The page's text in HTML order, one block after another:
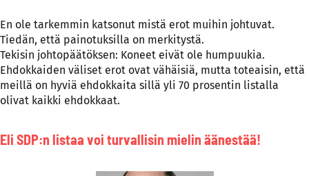
En ole tarkemmin katsonut mistä erot muihin johtuvat.
Tiedän, että painotuksilla on merkitystä.
Tekisin johtopäätöksen: Koneet eivät ole humpuukia.
Ehdokkaiden väliset erot ovat vähäisiä, mutta toteaisin, että
meillä on hyviä ehdokkaita sillä yli 70 prosentin listalla
olivat kaikki ehdokkaat.
Eli SDP:n listaa voi turvallisin mielin äänestää!